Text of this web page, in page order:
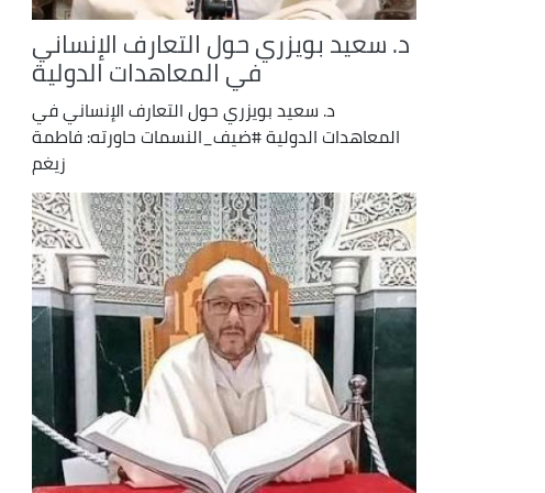
د. سعيد بويزري حول التعارف الإنساني
في المعاهدات الدولية
د. سعيد بويزري حول التعارف الإنساني في
المعاهدات الدولية #ضيف_النسمات حاورته: فاطمة
زيغم